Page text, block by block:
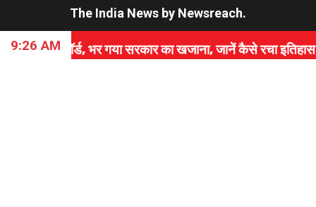
The India News by Newsreach.
9:26 AM
भर गया सरकार का खजाना, जानें कैसे रचा इतिहास। ⇝